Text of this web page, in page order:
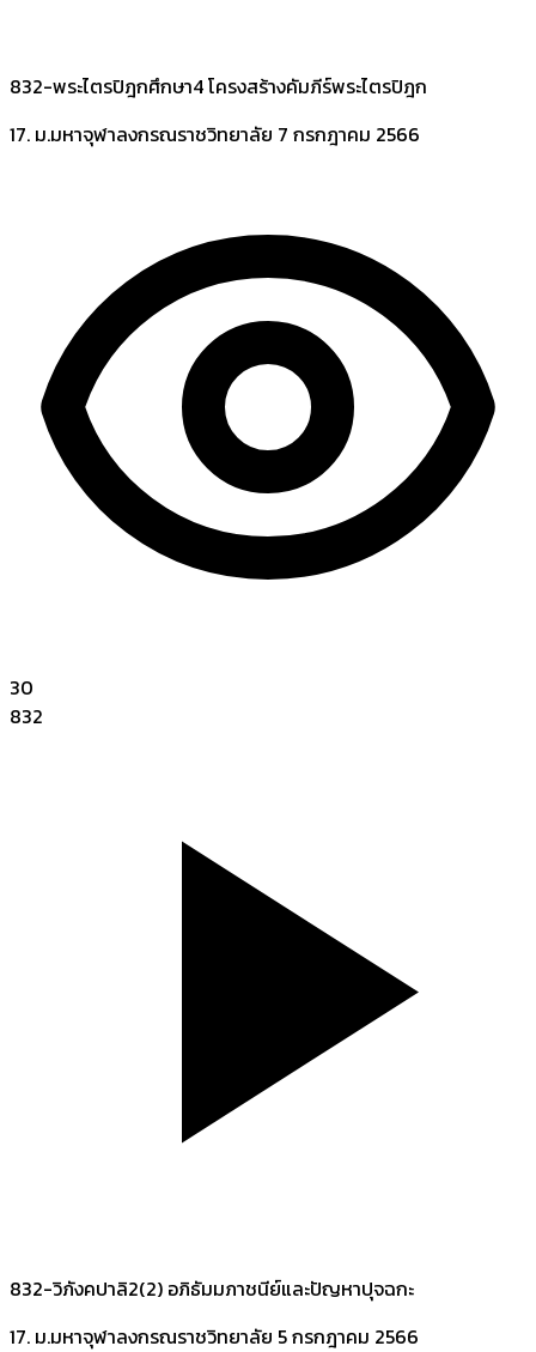
832-พระไตรปิฎกศึกษา4 โครงสร้างคัมภีร์พระไตรปิฎก
17. ม.มหาจุฬาลงกรณราชวิทยาลัย 7 กรกฎาคม 2566
30
832
832-วิภังคปาลิ2(2) อภิธัมมภาชนีย์และปัญหาปุจฉกะ
17. ม.มหาจุฬาลงกรณราชวิทยาลัย 5 กรกฎาคม 2566